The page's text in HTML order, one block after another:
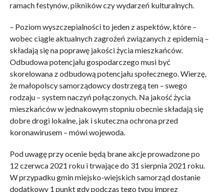
ramach festynów, pikników czy wydarzeń kulturalnych.
– Poziom wyszczepialności to jeden z aspektów, które –
wobec ciągle aktualnych zagrożeń związanych z epidemią –
składają się na poprawę jakości życia mieszkańców.
Odbudowa potencjału gospodarczego musi być
skorelowana z odbudową potencjału społecznego. Wierzę,
że małopolscy samorządowcy dostrzegą ten – swego
rodzaju – system naczyń połączonych. Na jakość życia
mieszkańców w jednakowym stopniu obecnie składają się
dobre drogi lokalne, jak i skuteczna ochrona przed
koronawirusem – mówi wojewoda.
Pod uwagę przy ocenie będą brane akcje prowadzone po
12 czerwca 2021 roku i trwające do 31 sierpnia 2021 roku.
W przypadku gmin miejsko-wiejskich samorząd dostanie
dodatkowy 1 punkt gdy podczas tego typu imprez